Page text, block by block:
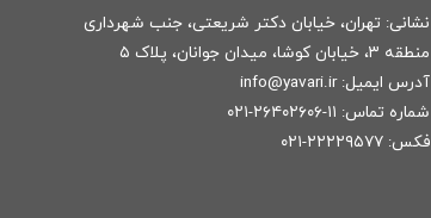
نشانی: تهران، خیابان دکتر شریعتی، جنب شهرداری
منطقه ۳، خیابان کوشا، میدان جوانان، پلاک ۵
آدرس ایمیل: info@yavari.ir
شماره تماس: ۱۱-۲۶۴۰۲۶۰۶-۰۲۱
فکس: ۲۲۲۲۹۵۷۷-۰۲۱